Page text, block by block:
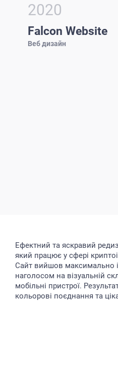
2020
Falcon Website
Веб дизайн
Ефектний та яскравий
який працює у сфері
Сайт вийшов максимально
наголосом на візуальній
мобільні пристрої.
кольорові поєднання та